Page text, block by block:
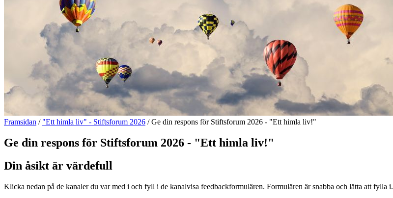
Framsidan / "Ett himla liv" - Stiftsforum 2026 / Ge din respons för Stiftsforum 2026 - "Ett himla liv!"
Ge din respons för Stiftsforum 2026 - "Ett himla liv!"
Din åsikt är värdefull
Klicka nedan på de kanaler du var med i och fyll i de kanalvisa feedbackformulären. Formulären är snabba och lätta att fylla i.